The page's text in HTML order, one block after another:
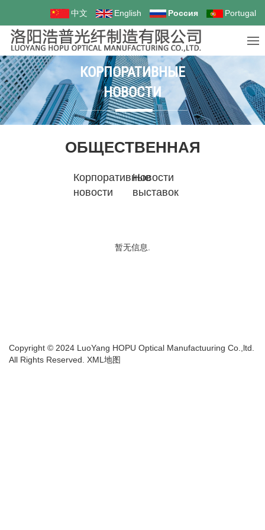
中文 English Россия Portugal
КОРПОРАТИВНЫЕ
НОВОСТИ
ОБЩЕСТВЕННАЯ
Корпоративные
новости
Новости
выставок
暂无信息.
Copyright © 2024 LuoYang HOPU Optical Manufactuuring Co.,ltd.
All Rights Reserved. XML地图